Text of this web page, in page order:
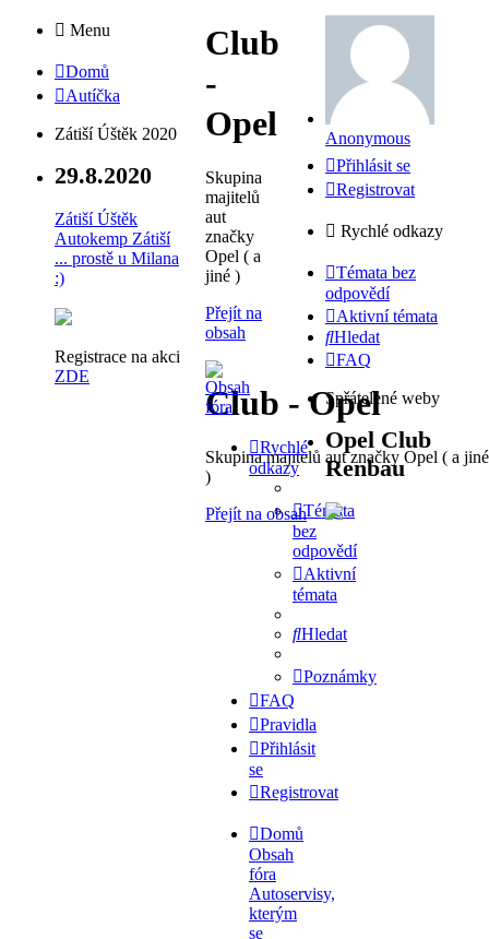
Menu
Domů
Autíčka
Zátiší Úštěk 2020
29.8.2020
Zátiší Úštěk
Autokemp Zátiší
... prostě u Milana
:)
Registrace na akci
ZDE
Club
-
Opel
Skupina
majitelů
aut
značky
Opel ( a
jiné )
Přejít na
obsah
Club - Opel
Skupina majitelů aut značky Opel ( a jiné
)
Přejít na obsah
Rychlé
odkazy
Témata
bez
odpovědí
Aktivní
témata
Hledat
Poznámky
FAQ
Pravidla
Přihlásit
se
Registrovat
Domů
Obsah
fóra
Autoservisy,
kterým
se
Anonymous
Přihlásit se
Registrovat
Rychlé odkazy
Témata bez
odpovědí
Aktivní témata
Hledat
FAQ
Spřátelené weby
Opel Club
Renbau